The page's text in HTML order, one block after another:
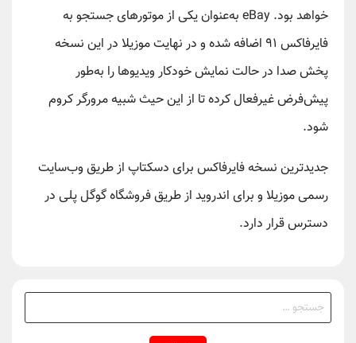
خواهد بود. eBay به‌عنوان یکی از موتورهای جستجو به
فایرفاکس ۹۱ اضافه شده و در نهایت موزیلا در این نسخه
پخش صدا در حالت نمایش خودکار ویدیوها را به‌طور
پیش‌فرض غیرفعال کرده تا از این حیث شبیه مرورگر کروم
شود.
جدیدترین نسخه فایرفاکس برای دسکتاپ از طریق وب‌سایت
رسمی موزیلا و برای اندروید از طریق فروشگاه گوگل پلی در
دسترس قرار دارد.
جستجو
برای: